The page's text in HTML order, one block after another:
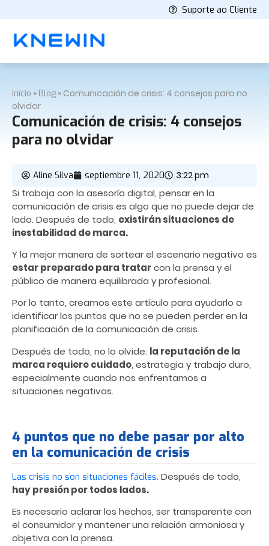
Suporte ao Cliente
Início » Blog » Comunicación de crisis: 4 consejos para no
olvidar
Comunicación de crisis: 4 consejos
para no olvidar
Aline Silva septiembre 11, 2020 3:22 pm
Si trabaja con la asesoría digital, pensar en la
comunicación de crisis es algo que no puede dejar de
lado. Después de todo, existirán situaciones de
inestabilidad de marca.
Y la mejor manera de sortear el escenario negativo es
estar preparado para tratarcon la prensa y el
público de manera equilibrada y profesional.
Por lo tanto, creamos este artículo para ayudarlo a
identificar los puntos que no se pueden perder en la
planificación de la comunicación de crisis.
Después de todo, no lo olvide: la reputación de la
marca requiere cuidado, estrategia y trabajo duro,
especialmente cuando nos enfrentamos a
situaciones negativas.
4 puntos que no debe pasar por alto
en la comunicación de crisis
Las crisis no son situaciones fáciles. Después de todo,
hay presión por todos lados.
Es necesario aclarar los hechos, ser transparente con
el consumidor y mantener una relación armoniosa y
objetiva con la prensa.